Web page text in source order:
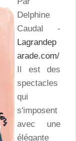
Delphine
Caudal -
Lagrandep
arade.com/
Il est des
spectacles
qui
s'imposent
avec une
élégante